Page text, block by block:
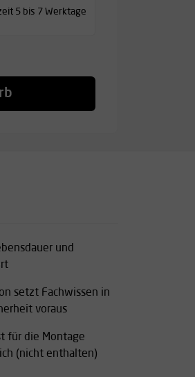
5 bis 7 Werktage
und
setzt Fachwissen in
voraus
für die Montage
(nicht enthalten)